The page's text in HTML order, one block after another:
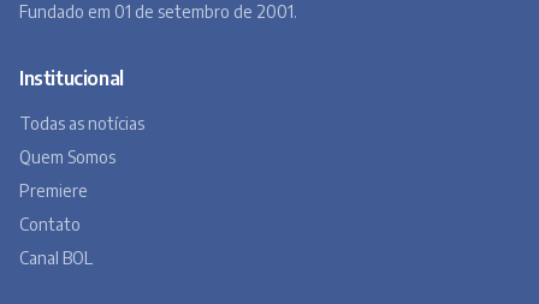
Fundado em 01 de setembro de 2001.
Institucional
Todas as notícias
Quem Somos
Premiere
Contato
Canal BOL